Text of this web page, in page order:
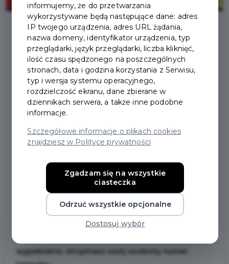
2024-03-01
LOTERIA PIT CZAS
START!
Startujemy z miejską akcją "Rozlicz PIT w Pruszcz
Gdańskim"! Rozliczając podatek PIT jako
wygrać hybrydowe auto lub 5 000 zł. Wystarczy, że
w deklaracji PIT wskażesz jako miejsce
zamieszkania adres z terenu naszego miasta i
możesz zgłosić swój udział w akcji! Od 1 marca
2024 r. na stroniewww.pitwpruszczu.pl
wypełnieniu otrzymasz swój osobisty numer
informujemy, że do przetwarzania
wykorzystywane będą następujące dane: adres
IP twojego urządzenia, adres URL żądania,
nazwa domeny, identyfikator urządzenia, typ
przeglądarki, język przeglądarki, liczba kliknięć,
ilość czasu spędzonego na poszczególnych
stronach, data i godzina korzystania z Serwisu,
typ i wersja systemu operacyjnego,
rozdzielczość ekranu, dane zbierane w
dziennikach serwera, a także inne podobne
informacje.
Szczegółowe informacje o plikach cookies
znajdziesz w Polityce prywatności
Zgadzam się na wszystkie
ciasteczka
Odrzuć wszystkie opcjonalne
Dostosuj wybór